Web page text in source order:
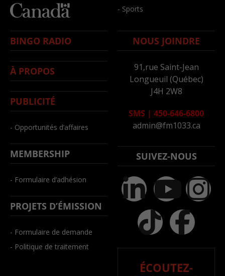
- Sports
BINGO RADIO
À PROPOS
PUBLICITÉ
- Opportunités d’affaires
MEMBERSHIP
- Formulaire d’adhésion
PROJETS D’ÉMISSION
- Formulaire de demande
- Politique de traitement
NOUS JOINDRE
91,rue Saint-Jean
Longueuil (Québec)
J4H 2W8
SMS | 450-646-6800
admin@fm1033.ca
SUIVEZ-NOUS
ÉCOUTEZ-